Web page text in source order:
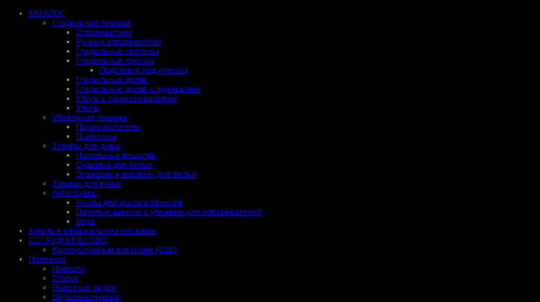
КАТАЛОГ
Гладильная техника
Отпариватели
Ручные отпариватели
Гладильные системы
Гладильные прессы
Подставки под прессы
Гладильные доски
Гладильные доски с функциями
Утюги с парогенератором
Утюги
Уборочная техника
Пароочистители
Пылесосы
Товары для дома
Напольные вешалки
Сушилки для белья
Этажерки и корзины для белья
Товары для кухни
Аксессуары
Чехлы для досок и прессов
Паровые шланги с утюжком для отпаривателей
Вода
Купить в официальном магазине
СОТРУДНИЧЕСТВО
Корпоративным клиентам (B2B)
Полезное
Новости
Статьи
Полезные видео
Видеоинструкции